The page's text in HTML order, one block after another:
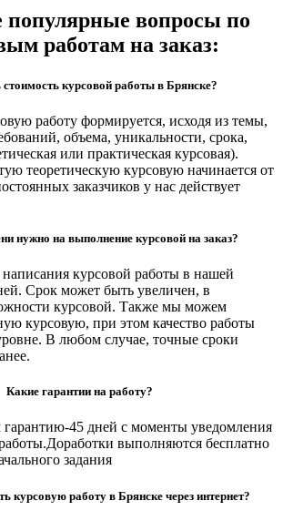
популярные вопросы по
работам на заказ:
стоимость курсовой работы в Брянске?
работу формируется, исходя из темы,
объема, уникальности, срока,
или практическая курсовая).
теоретическую курсовую начинается от
заказчиков у нас действует
нужно на выполнение курсовой на заказ?
курсовой работы в нашей
Срок может быть увеличен, в
курсовой. Также мы можем
курсовую, при этом качество работы
В любом случае, точные сроки
Какие гарантии на работу?
45 дней с моменты уведомления
выполняются бесплатно
задания
курсовую работу в Брянске через интернет?